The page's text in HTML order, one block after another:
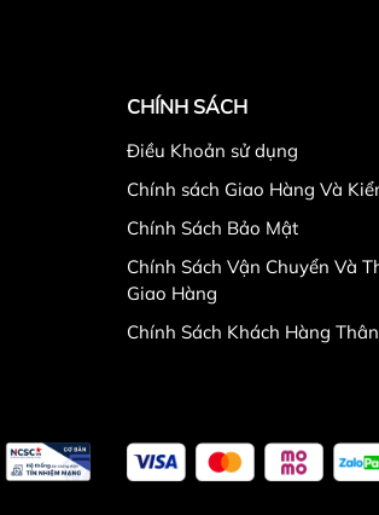
CHÍNH SÁCH
Điều Khoản sử dụng
Chính sách Giao Hàng Và
Chính Sách Bảo Mật
Chính Sách Vận Chuyển Và
Giao Hàng
Chính Sách Khách Hàng